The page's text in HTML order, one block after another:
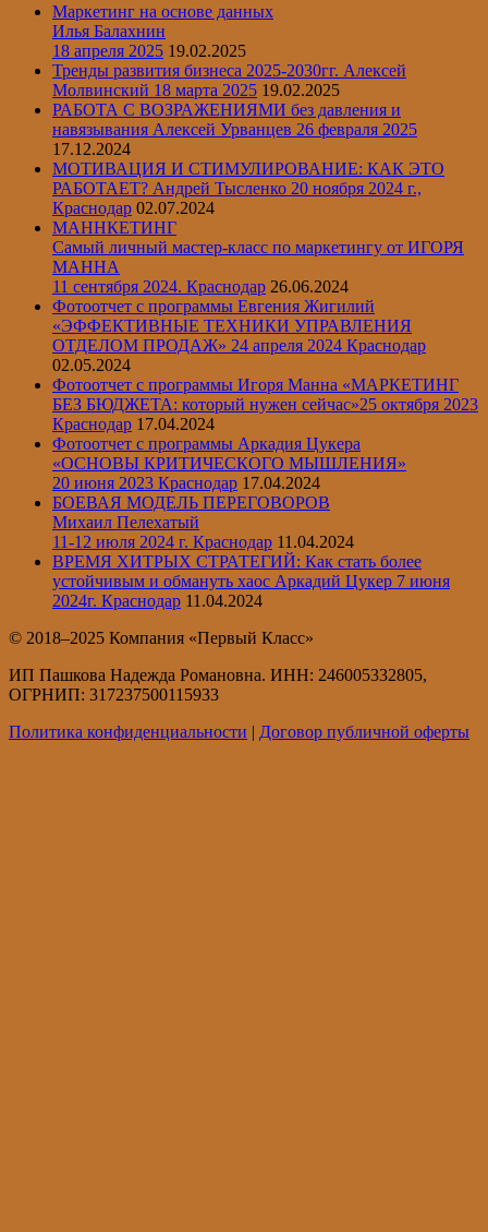
Маркетинг на основе данных
Илья Балахнин
18 апреля 2025 19.02.2025
Тренды развития бизнеса 2025-2030гг. Алексей
Молвинский 18 марта 2025 19.02.2025
РАБОТА С ВОЗРАЖЕНИЯМИ без давления и
навязывания Алексей Урванцев 26 февраля 2025
17.12.2024
МОТИВАЦИЯ И СТИМУЛИРОВАНИЕ: КАК ЭТО
РАБОТАЕТ? Андрей Тысленко 20 ноября 2024 г.,
Краснодар 02.07.2024
МАННКЕТИНГ
Самый личный мастер-класс по маркетингу от ИГОРЯ
МАННА
11 сентября 2024. Краснодар 26.06.2024
Фотоотчет с программы Евгения Жигилий
«ЭФФЕКТИВНЫЕ ТЕХНИКИ УПРАВЛЕНИЯ
ОТДЕЛОМ ПРОДАЖ» 24 апреля 2024 Краснодар
02.05.2024
Фотоотчет с программы Игоря Манна «МАРКЕТИНГ
БЕЗ БЮДЖЕТА: который нужен сейчас»25 октября 2023
Краснодар 17.04.2024
Фотоотчет с программы Аркадия Цукера
«ОСНОВЫ КРИТИЧЕСКОГО МЫШЛЕНИЯ»
20 июня 2023 Краснодар 17.04.2024
БОЕВАЯ МОДЕЛЬ ПЕРЕГОВОРОВ
Михаил Пелехатый
11-12 июля 2024 г. Краснодар 11.04.2024
ВРЕМЯ ХИТРЫХ СТРАТЕГИЙ: Как стать более
устойчивым и обмануть хаос Аркадий Цукер 7 июня
2024г. Краснодар 11.04.2024
© 2018–2025 Компания «Первый Класс»
ИП Пашкова Надежда Романовна. ИНН: 246005332805,
ОГРНИП: 317237500115933
Политика конфиденциальности | Договор публичной оферты